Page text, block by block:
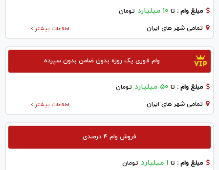
مبلغ وام : تا ۱۰ میلیارد تومان
اطلاعات بیشتر > تمامی شهر های ایران
وام فوری یک روزه بدون ضامن بدون سپرده
مبلغ وام : تا 50 میلیارد تومان
اطلاعات بیشتر > تمامی شهر های ایران
فروش وام 4 درصدی
مبلغ وام : تا 1 میلیارد تومان